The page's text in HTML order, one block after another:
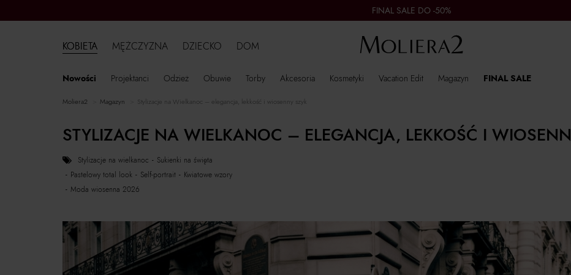
FINAL SALE DO -50%
KOBIETA
Nowości Projektanci Odzież Obuwie Torby Akcesoria Kosmetyki Vacation Edit Magazyn FINAL SALE
MĘŻCZYZNA DZIECKO DOM
moliera2 magazyn Stylizacje na Wielkanoc – elegancja, lekkość i wiosenny szyk
STYLIZACJE NA WIELKANOC – ELEGANCJA, LEKKOŚĆ I
stylizacje na wielkanoc
sukienki na święta
pastelowy total look
self-portrait
kwiatowe wzory
moda wiosenna 2026